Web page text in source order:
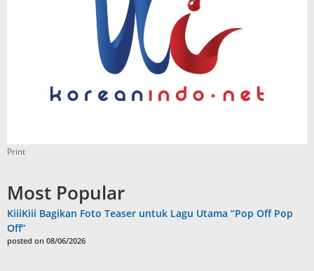
Print
Most Popular
KiiiKiii Bagikan Foto Teaser untuk Lagu Utama “Pop Off Pop
Off”
posted on 08/06/2026